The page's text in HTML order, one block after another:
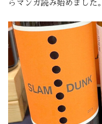
らマンガ読み始めました。